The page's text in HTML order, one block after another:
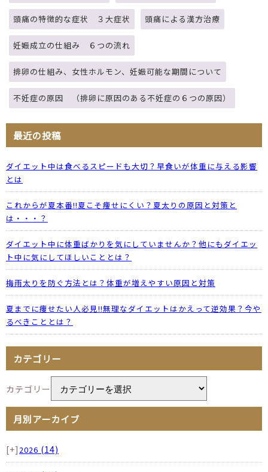
頭痛の特徴的な症状 ３大症状 頭痛による漢方治療
妊娠成立の仕組み ６つの流れ
排卵の仕組み、女性ホルモン、妊娠可能な期間について
不妊症の原因 （排卵に原因のある不妊症の６つの原因）
最近の投稿
ダイエット中は食べるスピードも大切？早食いが体重に与える影響
とは
これからが夏本番!!夏こそ痩せにくい？夏太りの原因と対策と
は・・・？
ダイエット中に体重ばかりを気にしていませんか？他にもダイエッ
ト中に気にしてほしいこととは？
梅雨太りを防ぐ方法とは？体重が増えやすい原因と対策
夏までに痩せたい人必見!!無理なダイエットはかえって逆効果？今や
るべきこととは？
カテゴリー
カテゴリー
月別アーカイブ
[+] 2026 (14)